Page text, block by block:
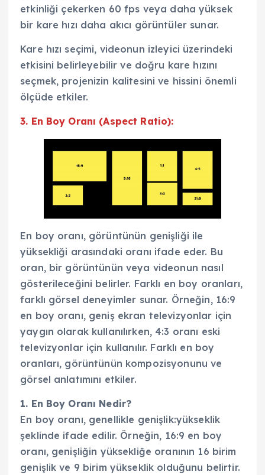
etkinliği çekerken 60 fps veya daha yüksek
bir kare hızı daha akıcı görüntüler sunar.
Kare hızı seçimi, videonun izleyici üzerindeki
etkisini belirleyebilir ve doğru kare hızını
seçmek, projenizin kalitesini ve hissini önemli
ölçüde etkiler.
3. En Boy Oranı (Aspect Ratio):
En boy oranı, görüntünün genişliği ile
yüksekliği arasındaki oranı ifade eder. Bu
oran, bir görüntünün veya videonun nasıl
gösterileceğini belirler. Farklı en boy oranları,
farklı görsel deneyimler sunar. Örneğin, 16:9
en boy oranı, geniş ekran televizyonlar için
yaygın olarak kullanılırken, 4:3 oranı eski
televizyonlar için kullanılır. Farklı en boy
oranları, görüntünün kompozisyonunu ve
görsel anlatımını etkiler.
1. En Boy Oranı Nedir?
En boy oranı, genellikle genişlik:yükseklik
şeklinde ifade edilir. Örneğin, 16:9 en boy
oranı, genişliğin yüksekliğe oranının 16 birim
genişlik ve 9 birim yükseklik olduğunu belirtir.